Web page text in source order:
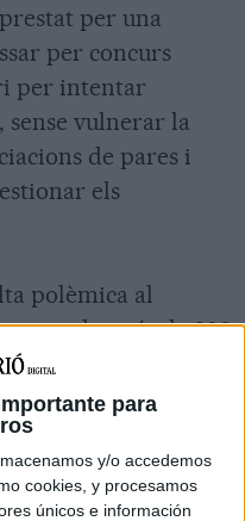
para
y/o accedemos
cookies, y procesamos
únicos e información
per una
per concurs
per intentar
vulnerar la
de pares i
els
polèmica al
més de 300
públiques del
es van concentrar
Girona per exigir
A la protesta,